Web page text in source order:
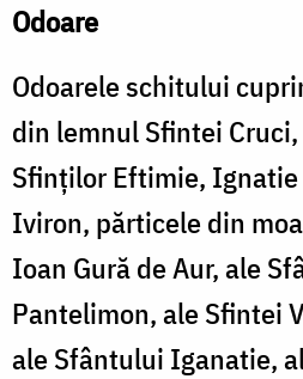
Odoare
Odoarele schitului
din lemnul Sfintei
Sfinţilor Eftimie, Ignatie
Iviron, părticele din
Ioan Gură de Aur, ale
Pantelimon, ale Sfintei
ale Sfântului Iganatie,